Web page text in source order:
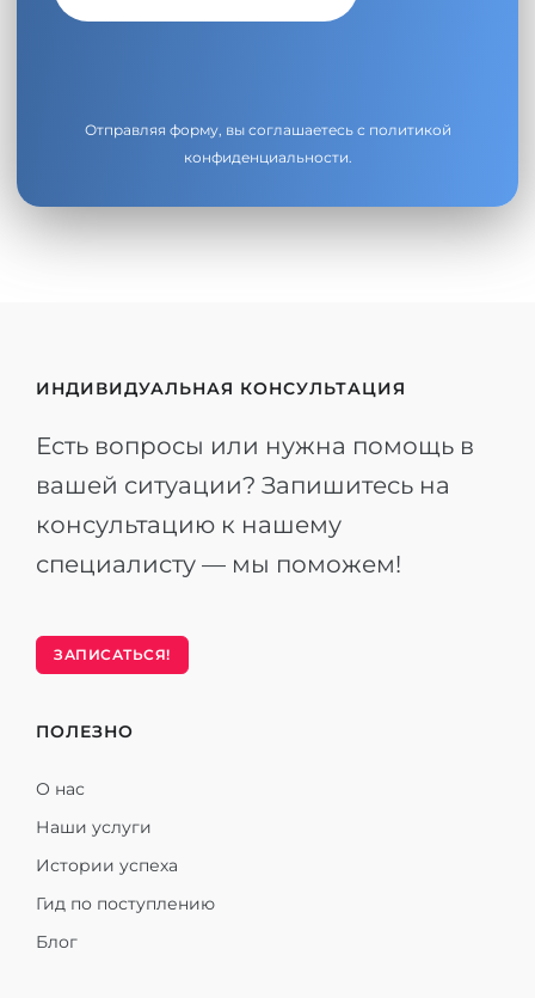
Отправляя форму, вы соглашаетесь с политикой
конфиденциальности.
ИНДИВИДУАЛЬНАЯ КОНСУЛЬТАЦИЯ
Есть вопросы или нужна помощь в
вашей ситуации? Запишитесь на
консультацию к нашему
специалисту — мы поможем!
ЗАПИСАТЬСЯ!
ПОЛЕЗНО
О нас
Наши услуги
Истории успеха
Гид по поступлению
Блог